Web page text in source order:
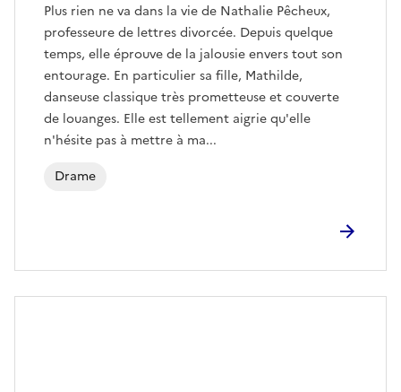
Plus rien ne va dans la vie de Nathalie Pêcheux,
professeure de lettres divorcée. Depuis quelque
temps, elle éprouve de la jalousie envers tout son
entourage. En particulier sa fille, Mathilde,
danseuse classique très prometteuse et couverte
de louanges. Elle est tellement aigrie qu'elle
n'hésite pas à mettre à ma...
Drame